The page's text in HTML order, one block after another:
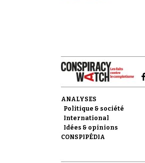
ANALYSES
Politique & société
International
Idées & opinions
CONSPIPÉDIA